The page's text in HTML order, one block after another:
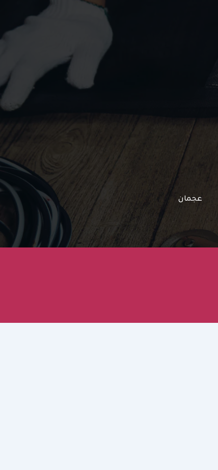
عجمان